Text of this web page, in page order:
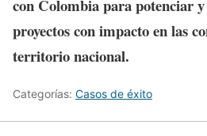
con Colombia para potenciar
proyectos con impacto en las
territorio nacional.
Categorías: Casos de éxito